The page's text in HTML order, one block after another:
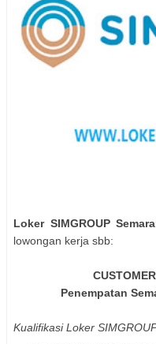
Loker SIMGROUP
lowongan kerja sbb:
Penempatan
Kualifikasi Loker